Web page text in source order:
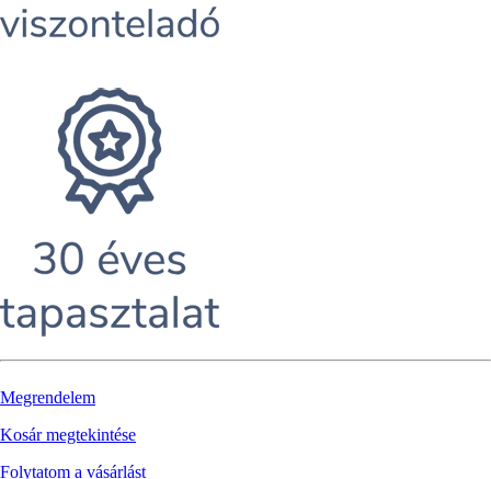
Megrendelem
Kosár megtekintése
Folytatom a vásárlást